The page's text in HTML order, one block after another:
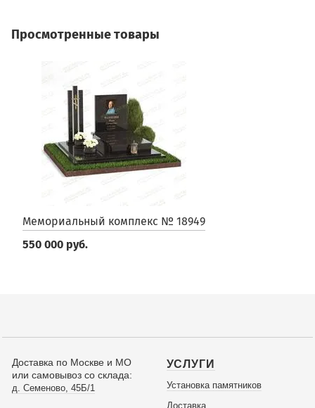
Просмотренные товары
Мемориальный комплекс № 18949
550 000 руб.
Доставка по Москве и МО
или самовывоз со склада:
д. Семеново, 45Б/1
УСЛУГИ
Установка памятников
Доставка